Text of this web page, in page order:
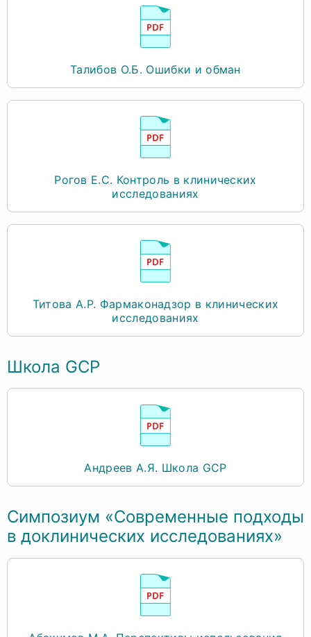
Талибов О.Б. Ошибки и обман
Рогов Е.С. Контроль в клинических
исследованиях
Титова А.Р. Фармаконадзор в клинических
исследованиях
Школа GCP
Андреев А.Я. Школа GCP
Симпозиум «Современные подходы
в доклинических исследованиях»